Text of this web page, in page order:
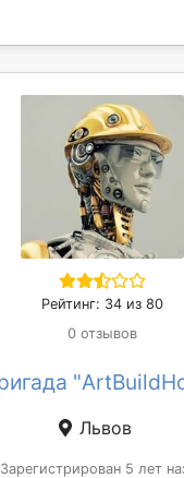
Рейтинг: 34 из 80
0 отзывов
Львов
Зарегистрирован 5 лет